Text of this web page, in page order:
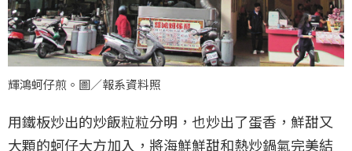
輝鴻蚵仔煎。圖／報系資料照
用鐵板炒出的炒飯粒粒分明，也炒出了蛋香，鮮甜又
大顆的蚵仔大方加入，將海鮮鮮甜和熱炒鍋氣完美結